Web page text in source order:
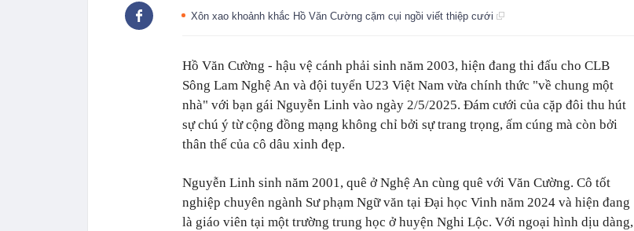
Xôn xao khoảnh khắc Hồ Văn Cường cặm cụi ngồi viết thiệp cưới
Hồ Văn Cường - hậu vệ cánh phải sinh năm 2003, hiện đang thi đấu cho CLB
Sông Lam Nghệ An và đội tuyển U23 Việt Nam vừa chính thức "về chung một
nhà" với bạn gái Nguyễn Linh vào ngày 2/5/2025. Đám cưới của cặp đôi thu hút
sự chú ý từ cộng đồng mạng không chỉ bởi sự trang trọng, ấm cúng mà còn bởi
thân thế của cô dâu xinh đẹp.
Nguyễn Linh sinh năm 2001, quê ở Nghệ An cùng quê với Văn Cường. Cô tốt
nghiệp chuyên ngành Sư phạm Ngữ văn tại Đại học Vinh năm 2024 và hiện đang
là giáo viên tại một trường trung học ở huyện Nghi Lộc. Với ngoại hình dịu dàng,